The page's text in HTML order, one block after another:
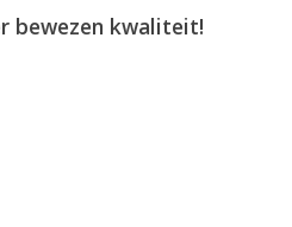
bewezen kwaliteit!